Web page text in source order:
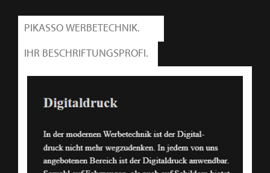
PIKASSO WERBETECHNIK.
IHR BESCHRIFTUNGSPROFI.